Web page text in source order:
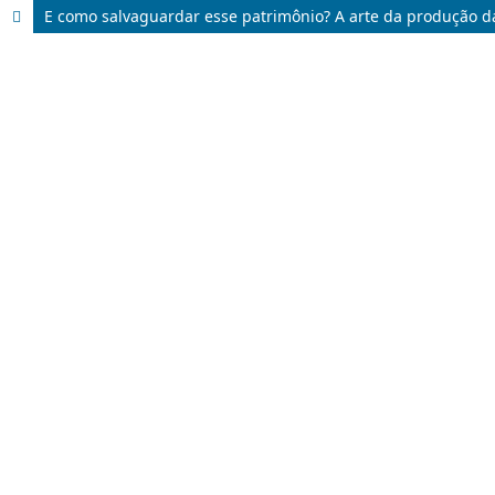
E como salvaguardar esse patrimônio? A arte da produção